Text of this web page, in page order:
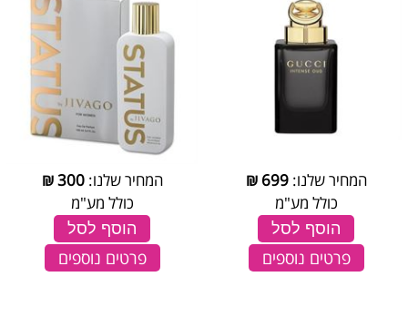
המחיר שלנו:699
₪
כולל מע"מ
הוסף לסל
פרטים נוספים
המחיר שלנו:300
₪
כולל מע"מ
הוסף לסל
פרטים נוספים